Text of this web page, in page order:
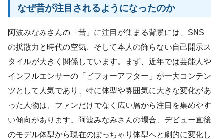
なぜ昔が注目されるようになったのか
阿波みなみさんの「昔」に注目が集まる背景には、SNS
の拡散力と時代の空気、そして本人の飾らない自己開示ス
タイルが大きく関係しています。まず、近年では芸能人や
インフルエンサーの「ビフォーアフター」が一大コンテン
ツとして人気であり、特に体型や雰囲気に大きな変化があ
った人物は、ファンだけでなく広い層から注目を集めやす
い傾向があります。阿波みなみさんの場合、デビュー直後
のモデル体型から現在のぽっちゃり体型へと劇的に変化し